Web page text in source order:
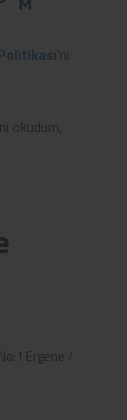
'nı
okudum,
Ergene /